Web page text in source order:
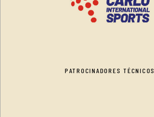
PATROCINADORES TÉCNICOS